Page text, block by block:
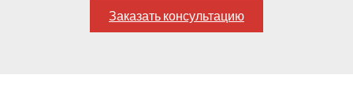
Заказать консультацию